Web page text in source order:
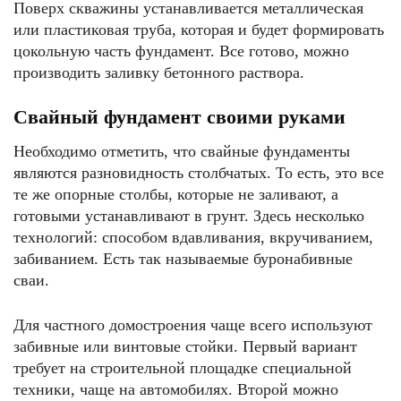
Поверх скважины устанавливается металлическая
или пластиковая труба, которая и будет формировать
цокольную часть фундамент. Все готово, можно
производить заливку бетонного раствора.
Свайный фундамент своими руками
Необходимо отметить, что свайные фундаменты
являются разновидность столбчатых. То есть, это все
те же опорные столбы, которые не заливают, а
готовыми устанавливают в грунт. Здесь несколько
технологий: способом вдавливания, вкручиванием,
забиванием. Есть так называемые буронабивные
сваи.
Для частного домостроения чаще всего используют
забивные или винтовые стойки. Первый вариант
требует на строительной площадке специальной
техники, чаще на автомобилях. Второй можно